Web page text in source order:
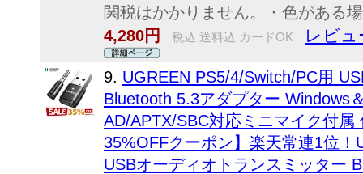
関税はかかりません。・色がある
4,280円
税込 送料込 カードOK レビュ
9. UGREEN PS5/4/Switch/PC用
Bluetooth 5.3アダプター Windows
AD/APTX/SBC対応ミニマイク付
35%OFFクーポン】楽天常連1位
USBオーディオトランスミッター